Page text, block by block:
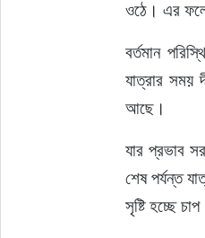
ওঠে। এর ফলে
বর্তমান
যাত্রার সময়
আছে।
যার প্রভাব
শেষ পর্যন্ত
সৃষ্টি হচ্ছে